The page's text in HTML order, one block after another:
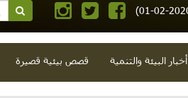
أخبار البيئة والتنمية قصص بيئية قصيرة